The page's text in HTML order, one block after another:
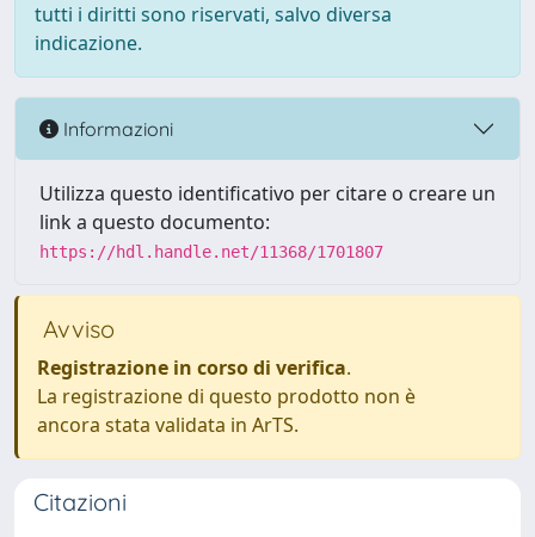
tutti i diritti sono riservati, salvo diversa
indicazione.
Informazioni
Utilizza questo identificativo per citare o creare un
link a questo documento:
https://hdl.handle.net/11368/1701807
Avviso
Registrazione in corso di verifica.
La registrazione di questo prodotto non è
ancora stata validata in ArTS.
Citazioni